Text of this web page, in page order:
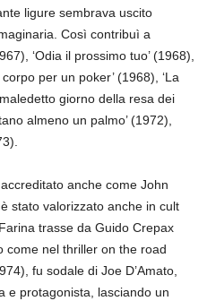
ligure sembrava uscito
Così contribuì a
‘Odia il prossimo tuo’ (1968),
per un poker’ (1968), ‘La
giorno della resa dei
almeno un palmo’ (1972),
anche come John
stato valorizzato anche in cult
trasse da Guido Crepax
come nel thriller on the road
fu sodale di Joe D’Amato,
e protagonista, lasciando un